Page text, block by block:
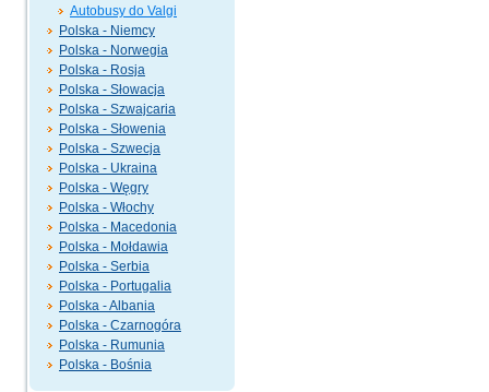
Autobusy do Valgi
Polska - Niemcy
Polska - Norwegia
Polska - Rosja
Polska - Słowacja
Polska - Szwajcaria
Polska - Słowenia
Polska - Szwecja
Polska - Ukraina
Polska - Węgry
Polska - Włochy
Polska - Macedonia
Polska - Mołdawia
Polska - Serbia
Polska - Portugalia
Polska - Albania
Polska - Czarnogóra
Polska - Rumunia
Polska - Bośnia